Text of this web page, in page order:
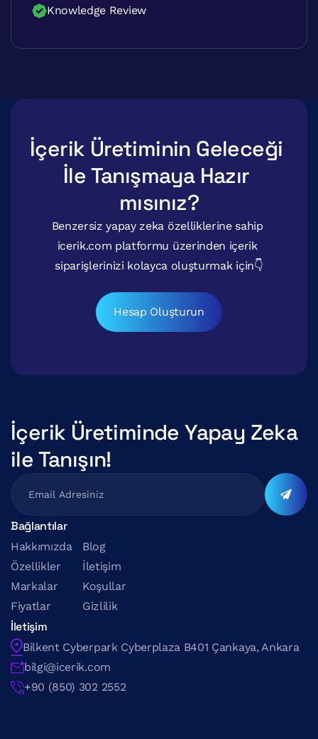
Knowledge Review
İçerik Üretiminin Geleceği
İle Tanışmaya Hazır
mısınız?
Benzersiz yapay zeka özelliklerine sahip
icerik.com platformu üzerinden içerik
siparişlerinizi kolayca oluşturmak için👇
Hesap Oluşturun
İçerik Üretiminde Yapay Zeka
ile Tanışın!
Bağlantılar
Hakkımızda
Özellikler
Markalar
Fiyatlar
Blog
İletişim
Koşullar
Gizlilik
İletişim
Bilkent Cyberpark Cyberplaza B401 Çankaya, Ankara
bilgi@icerik.com
+90 (850) 302 2552